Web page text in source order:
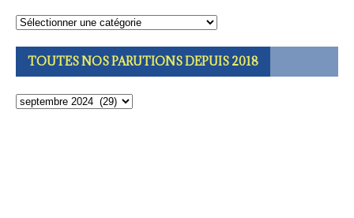
TOUTES NOS PARUTIONS DEPUIS 2018